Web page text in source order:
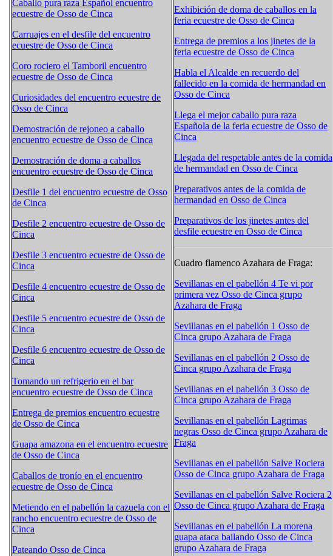
Caballo pura raza Español encuentro
ecuestre de Osso de Cinca
Carruajes en el desfile del encuentro
ecuestre de Osso de Cinca
Coro rociero el Tamboril encuentro
ecuestre de Osso de Cinca
Curiosidades del encuentro ecuestre de
Osso de Cinca
Demostración de rejoneo a caballo
encuentro ecuestre de Osso de Cinca
Demostración de doma a caballos
encuentro ecuestre de Osso de Cinca
Desfile 1 del encuentro ecuestre de Osso
de Cinca
Desfile 2 encuentro ecuestre de Osso de
Cinca
Desfile 3 encuentro ecuestre de Osso de
Cinca
Desfile 4 encuentro ecuestre de Osso de
Cinca
Desfile 5 encuentro ecuestre de Osso de
Cinca
Desfile 6 encuentro ecuestre de Osso de
Cinca
Tomando un refrigerio en el bar
encuentro ecuestre de Osso de Cinca
Entrega de premios encuentro ecuestre
de Osso de Cinca
Guapa amazona en el encuentro ecuestre
de Osso de Cinca
Caballos de tronío en el encuentro
ecuestre de Osso de Cinca
Metiendo en el pabellón la cazuela con el
rancho encuentro ecuestre de Osso de
Cinca
Pateando Osso de Cinca
Exhibición de doma de caballos en la
feria ecuestre de Osso de Cinca
Entrega de premios a los jinetes de la
feria ecuestre de Osso de Cinca
Habla el Alcalde en recuerdo del
fallecido en la comida de hermandad en
Osso de Cinca
Llega el mejor caballo pura raza
Española de la feria ecuestre de Osso de
Cinca
Llegada del respetable antes de la comida
de hermandad en Osso de Cinca
Preparativos antes de la comida de
hermandad en Osso de Cinca
Preparativos de los jinetes antes del
desfile ecuestre en Osso de Cinca
Cuadro flamenco Azahara de Fraga:
Sevillanas en el pabellón 4 Te vi por
primera vez Osso de Cinca grupo
Azahara de Fraga
Sevillanas en el pabellón 1 Osso de
Cinca grupo Azahara de Fraga
Sevillanas en el pabellón 2 Osso de
Cinca grupo Azahara de Fraga
Sevillanas en el pabellón 3 Osso de
Cinca grupo Azahara de Fraga
Sevillanas en el pabellón Lagrimas
negras Osso de Cinca grupo Azahara de
Fraga
Sevillanas en el pabellón Salve Rociera
Osso de Cinca grupo Azahara de Fraga
Sevillanas en el pabellón Salve Rociera 2
Osso de Cinca grupo Azahara de Fraga
Sevillanas en el pabellón La morena
guapa ataca bailando Osso de Cinca
grupo Azahara de Fraga